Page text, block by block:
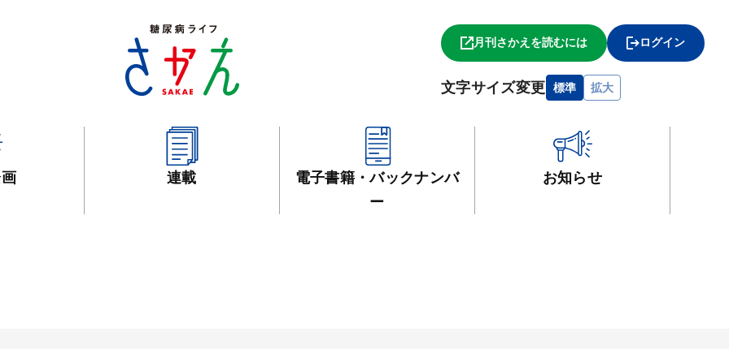
月刊さかえを読むには ログイン
文字サイズ変更 標準 拡大
連載 電子書籍・バックナンバ
ー
お知らせ